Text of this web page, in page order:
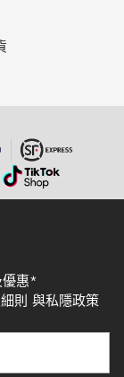
優惠*
則 與私隱政策